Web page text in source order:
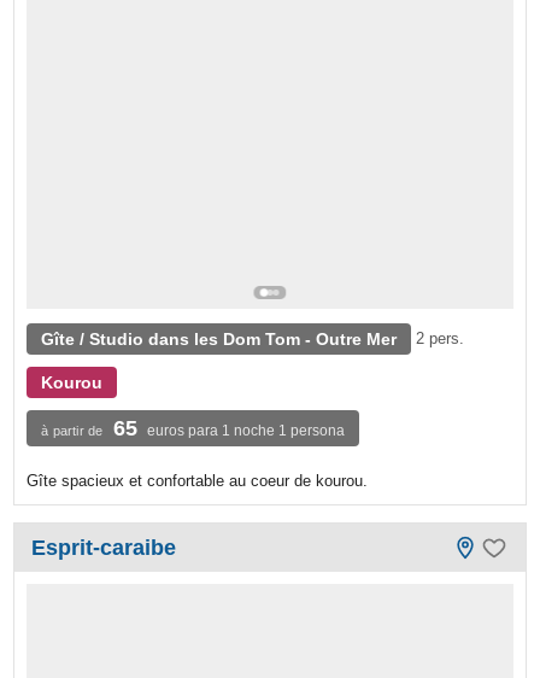
Gîte / Studio dans les Dom Tom - Outre Mer 2 pers.
Kourou
à partir de 65 euros para 1 noche 1 persona
Gîte spacieux et confortable au coeur de kourou.
Esprit-caraibe